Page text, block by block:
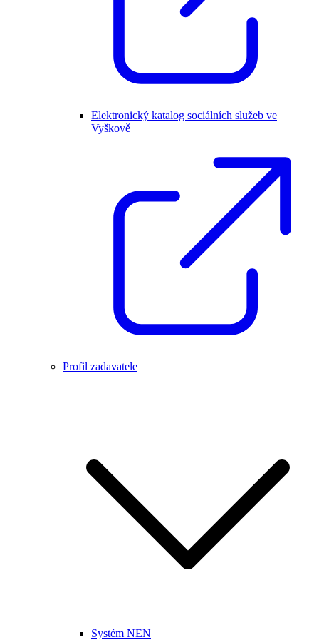
Elektronický katalog sociálních služeb ve
Vyškově
Profil zadavatele
Systém NEN